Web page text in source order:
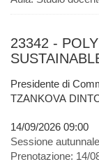
23342 -
Presidente di
TZANKOVA
14/09/2026 09:00
Sessione autunnale
Prenotazione: 14/